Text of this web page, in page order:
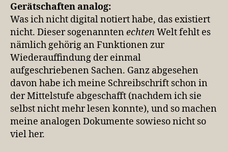
Gerät­schaf­ten ana­log:
Was ich nicht digital notiert habe, das existiert
nicht. Dieser sogenannten echtenWelt fehlt es
nämlich gehörig an Funktionen zur
Wiederauffindung der einmal
aufgeschriebenen Sachen. Ganz abgesehen
davon habe ich meine Schreibschrift schon in
der Mittelstufe abgeschafft (nachdem ich sie
selbst nicht mehr lesen konnte), und so machen
meine analogen Dokumente sowieso nicht so
viel her.